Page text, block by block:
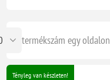
termékszám egy oldalon
Tényleg van készleten!